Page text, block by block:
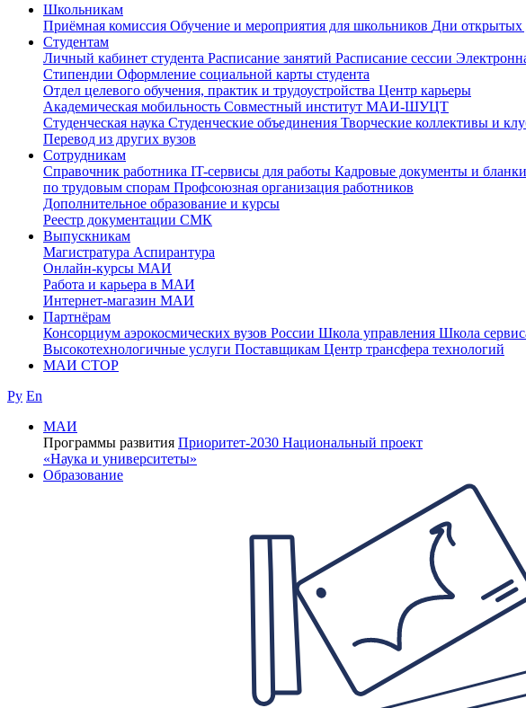
Школьникам
Приёмная комиссия Обучение и мероприятия для школьников Дни открытых
Студентам
Личный кабинет студента Расписание занятий Расписание сессии
Стипендии Оформление социальной карты студента
Отдел целевого обучения, практик и трудоустройства Центр карьеры
Академическая мобильность Совместный институт МАИ-ШУЦТ
Студенческая наука Студенческие объединения Творческие коллективы и
Перевод из других вузов
Сотрудникам
Cправочник работника IT-сервисы для работы Кадровые документы и бланки
по трудовым спорам Профсоюзная организация работников
Дополнительное образование и курсы
Реестр документации СМК
Выпускникам
Магистратура Аспирантура
Онлайн-курсы МАИ
Работа и карьера в МАИ
Интернет-магазин МАИ
Партнёрам
Консорциум аэрокосмических вузов России Школа управления Школа
Высокотехнологичные услуги Поставщикам Центр трансфера технологий
МАИ СТОР
Ру En
МАИ
Программы развития Приоритет-2030 Национальный проект
«Наука и университеты»
Образование